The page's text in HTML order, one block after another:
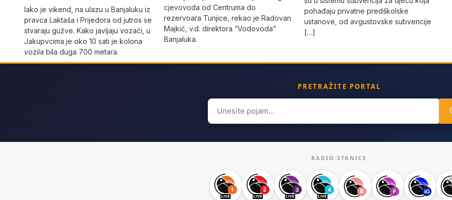
Iako je vikend, na ulazu u Banjaluku iz
pravca Laktaša i Prijedora od jutros se
stvaraju gužve. Kako javljaju vozači, u
Jakupvcima je oko 10 sati je kolona
vozila bila duga 700 metara.
cjevovoda od Centruma do
rezervoara Tunjice, rekao je Radovan
Majkić, v.d. direktora “Vodovoda”
Banjaluka.
pohađaju privatne predškolske
ustanove, od avgustovske subvencije
[…]
PRETRAŽITE PORTAL
Search
for:
RADIO STANICE